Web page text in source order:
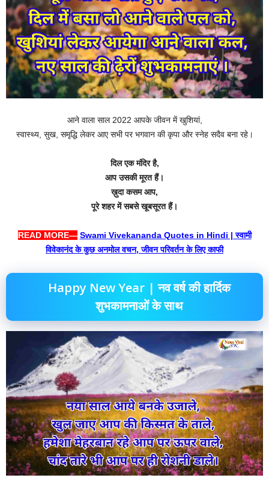
आने वाला साल 2022 आपके जीवन में खुशियां,
स्वास्थ्य, सुख, समृद्धि लेकर आए सभी पर भगवान की कृपा और स्नेह सदैव बना रहे।
दिल एक मंदिर है,
आप उसकी मूरत हैं।
ख़ुदा कसम आप,
पूरे शहर में सबसे खूबसूरत हैं।
READ MORE— Swami Vivekananda Quotes in Hindi | स्वामी
विवेकानंद के कुछ अनमोल वचन, जीवन परिवर्तन के लिए काफी
Happy New Year | नव वर्ष की हार्दिक
शुभकामनाओं के साथ